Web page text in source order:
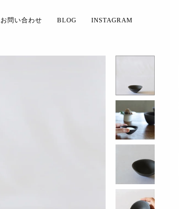
お問い合わせ BLOG INSTAGRAM